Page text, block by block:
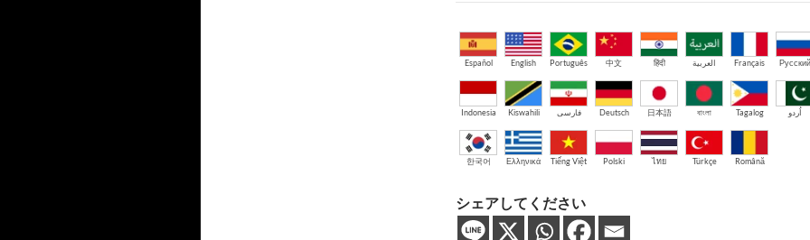
Español English Português 中文 हिंदी العربية Français Русский
Indonesia Kiswahili فارسی Deutsch 日本語 বাংলা Tagalog اُردو
한국어 Ελληνικά Tiếng Việt Polski ไทย Türkçe Română
シェアしてください